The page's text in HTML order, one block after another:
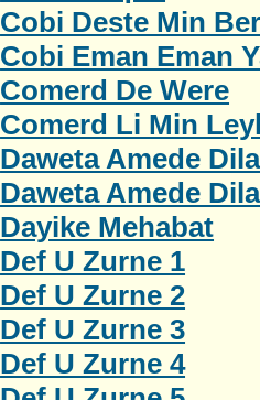
Cobi Deste Min
Cobi Eman Eman
Comerd De Were
Comerd Li Min
Daweta Amede
Daweta Amede
Dayike Mehabat
Def U Zurne 1
Def U Zurne 2
Def U Zurne 3
Def U Zurne 4